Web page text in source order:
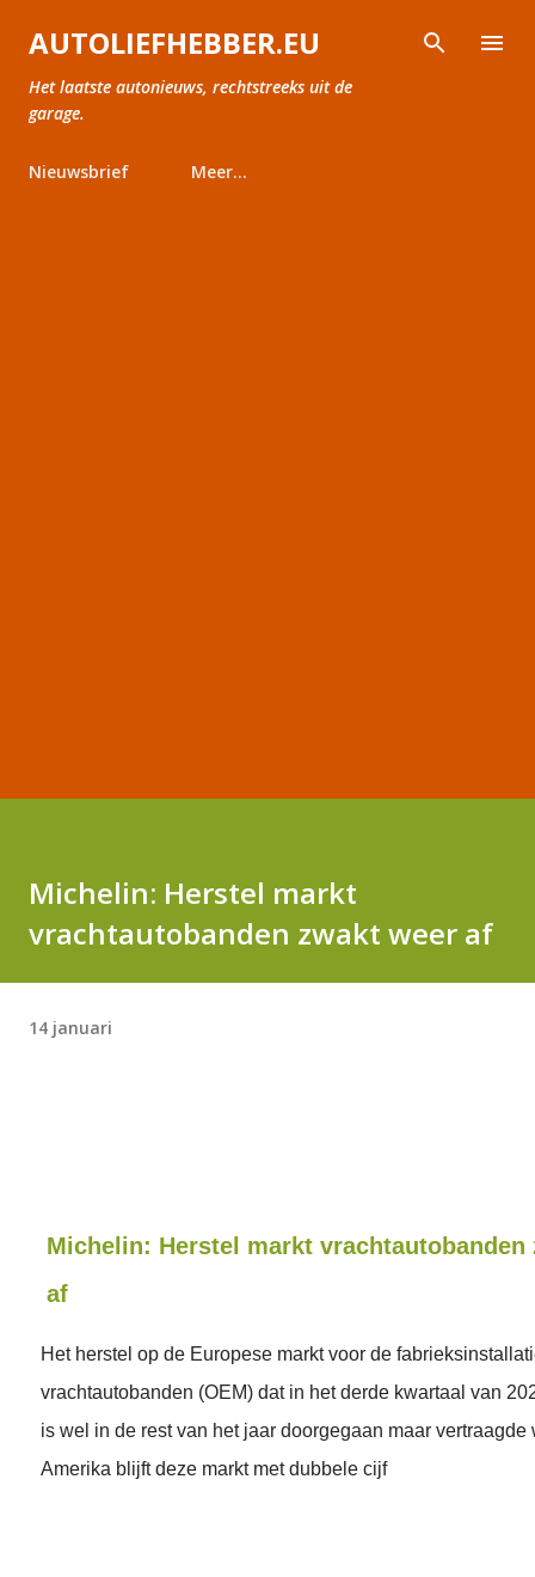
Doorgaan naar hoofdcontent
AUTOLIEFHEBBER.EU
Het laatste autonieuws, rechtstreeks uit de
garage.
Nieuwsbrief Meer…
Michelin: Herstel markt
vrachtautobanden zwakt weer af
14 januari
Michelin: Herstel markt vrachtautobanden
af
Het herstel op de Europese markt voor de
vrachtautobanden (OEM) dat in het derde kwartaal van
is wel in de rest van het jaar doorgegaan maar vertraagde
Amerika blijft deze markt met dubbele cijf